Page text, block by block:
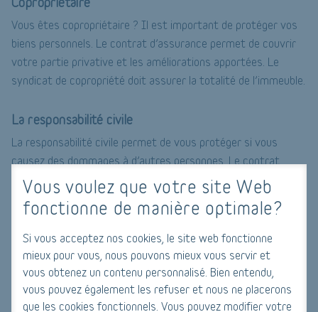
Vous voulez que votre site Web
fonctionne de manière optimale?
Si vous acceptez nos cookies, le site web fonctionne
mieux pour vous, nous pouvons mieux vous servir et
vous obtenez un contenu personnalisé. Bien entendu,
vous pouvez également les refuser et nous ne placerons
que les cookies fonctionnels. Vous pouvez modifier votre
Vous êtes copropriétaire ? Il est important de protéger vos
biens personnels. Le contrat d’assurance permet de couvrir
votre partie privative et les améliorations apportées. Le
syndicat de copropriété doit assurer la totalité de l’immeuble.
La responsabilité civile
La responsabilité civile permet de vous protéger si vous
causez des dommages à d’autres personnes. Le contrat
d’assurance peut protéger contre les blessures ou les
dommages matériels. Par exemple, si votre logement est
inondé et que cela se propage dans l’appartement de votre
voisin, la responsabilité civile vous couvre. Aussi, si votre
chien déchire un fauteuil chez votre ami, le contrat
d’assurance peut le dédommager.